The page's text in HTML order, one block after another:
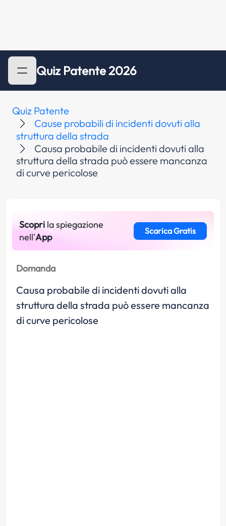
Quiz Patente 2026
Quiz Patente
Cause probabili di incidenti dovuti alla
struttura della strada
Causa probabile di incidenti dovuti alla
struttura della strada può essere mancanza
di curve pericolose
Scopri la spiegazione
nell'App
Scarica Gratis
Domanda
Causa probabile di incidenti dovuti alla
struttura della strada può essere mancanza
di curve pericolose